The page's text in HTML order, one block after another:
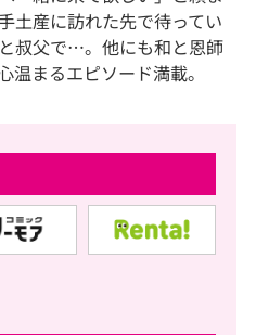
土産に訪れた先で待ってい
叔父で…。他にも和と恩師
温まるエピソード満載。